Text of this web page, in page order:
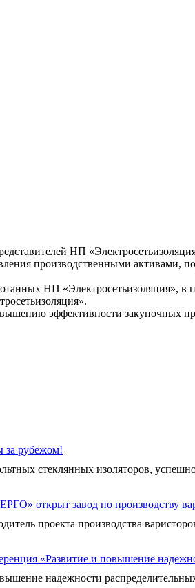
НП
производственными активами,
НП «Электросетьизоляция», в
эффективности
за рубежом!
стеклянных изоляторов,
открыт завод по производству
проекта производства
«Развитие и повышение
надежности